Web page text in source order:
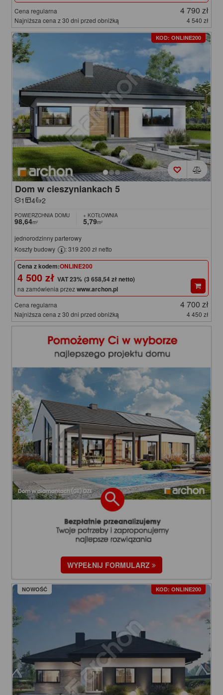
Cena regularna 4 790 zł
Najniższa cena z 30 dni przed obniżką 4 540 zł
KOD: ONLINE200
Dom w cieszyniankach 5
1 4 2
POWIERZCHNIA DOMU
98,64m²
+ KOTŁOWNIA
5,79m²
jednorodzinny parterowy
Koszty budowy
: 319 200 zł netto
Cena z kodem:ONLINE200
4 500 zł (3 658,54 zł netto)
na zamówienia przezwww.archon.pl
Cena regularna 4 700 zł
Najniższa cena z 30 dni przed obniżką 4 450 zł
WYPEŁNIJ FORMULARZ
NOWOŚĆ KOD: ONLINE200